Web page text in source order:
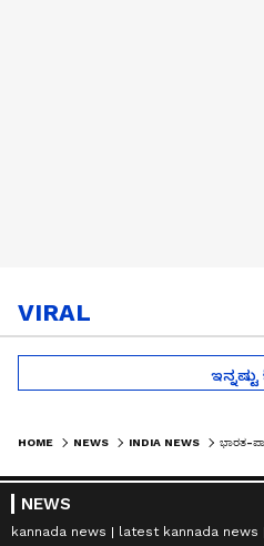
VIRAL
HOME NEWS INDIA NEWS
NEWS
kannada news latest kannada news